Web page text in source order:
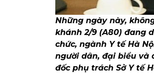
Những ngày này,
khánh 2/9 (A80) đang
chức, ngành Y tế Hà
người dân, đại biểu và
đốc phụ trách Sở Y tế